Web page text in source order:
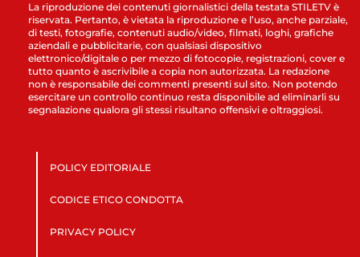
La riproduzione dei contenuti giornalistici della testata STILETV è
riservata. Pertanto, è vietata la riproduzione e l’uso, anche parziale,
di testi, fotografie, contenuti audio/video, filmati, loghi, grafiche
aziendali e pubblicitarie, con qualsiasi dispositivo
elettronico/digitale o per mezzo di fotocopie, registrazioni, cover e
tutto quanto è ascrivibile a copia non autorizzata. La redazione
non è responsabile dei commenti presenti sul sito. Non potendo
esercitare un controllo continuo resta disponibile ad eliminarli su
segnalazione qualora gli stessi risultano offensivi e oltraggiosi.
POLICY EDITORIALE
CODICE ETICO CONDOTTA
PRIVACY POLICY